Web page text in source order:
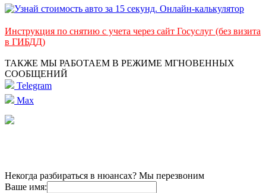
Инструкция по снятию с учета через сайт Госуслуг (без визита
в ГИБДД)
ТАКЖЕ МЫ РАБОТАЕМ В РЕЖИМЕ МГНОВЕННЫХ
СООБЩЕНИЙ
Telegram
Max
Некогда разбираться в нюансах? Мы перезвоним
Ваше имя: